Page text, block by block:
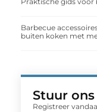
Barbecue
buiten koken met
Stuur
Registreer